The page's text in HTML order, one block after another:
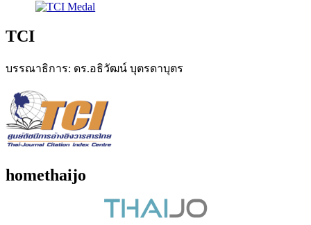
TCI
บรรณาธิการ: ดร.อธิวัฒน์ บุตรดาบุตร
homethaijo